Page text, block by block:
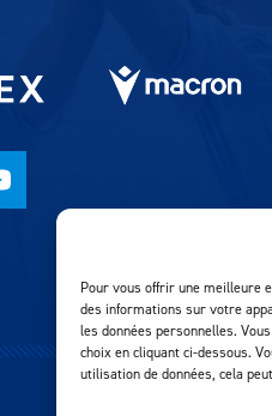
Pour vous offrir une meilleure
des informations sur votre
les données personnelles.
choix en cliquant ci-dessous.
utilisation de données, cela